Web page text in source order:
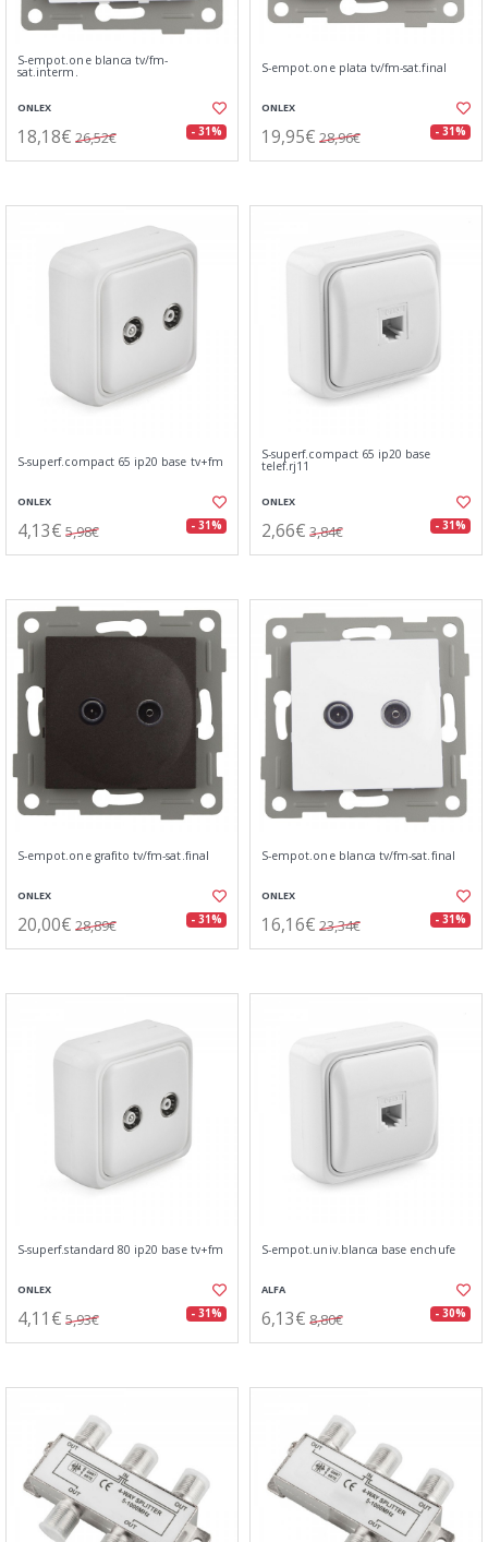
S-empot.one blanca tv/fm-
sat.interm.
ONLEX
18,18€ 26,52€ - 31%
S-empot.one plata tv/fm-sat.final
ONLEX
19,95€ 28,96€ - 31%
S-superf.compact 65 ip20 base tv+fm
ONLEX
4,13€ 5,98€ - 31%
S-superf.compact 65 ip20 base
telef.rj11
ONLEX
2,66€ 3,84€ - 31%
S-empot.one grafito tv/fm-sat.final
ONLEX
20,00€ 28,89€ - 31%
S-empot.one blanca tv/fm-sat.final
ONLEX
16,16€ 23,34€ - 31%
S-superf.standard 80 ip20 base tv+fm
ONLEX
4,11€ 5,93€ - 31%
S-empot.univ.blanca base enchufe
ALFA
6,13€ 8,80€ - 30%